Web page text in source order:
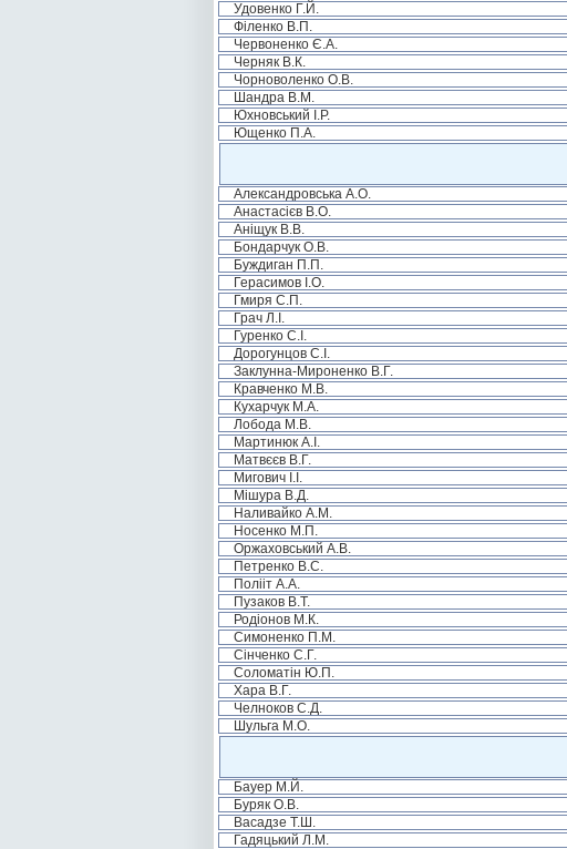
Удовенко Г.Й.
Філенко В.П.
Червоненко Є.А.
Черняк В.К.
Чорноволенко О.В.
Шандра В.М.
Юхновський І.Р.
Ющенко П.А.
Александровська А.О.
Анастасієв В.О.
Аніщук В.В.
Бондарчук О.В.
Буждиган П.П.
Герасимов І.О.
Гмиря С.П.
Грач Л.І.
Гуренко С.І.
Дорогунцов С.І.
Заклунна-Мироненко В.Г.
Кравченко М.В.
Кухарчук М.А.
Лобода М.В.
Мартинюк А.І.
Матвєєв В.Г.
Мигович І.І.
Мішура В.Д.
Наливайко А.М.
Носенко М.П.
Оржаховський А.В.
Петренко В.С.
Полііт А.А.
Пузаков В.Т.
Родіонов М.К.
Симоненко П.М.
Сінченко С.Г.
Соломатін Ю.П.
Хара В.Г.
Челноков С.Д.
Шульга М.О.
Бауер М.Й.
Буряк О.В.
Васадзе Т.Ш.
Гадяцький Л.М.